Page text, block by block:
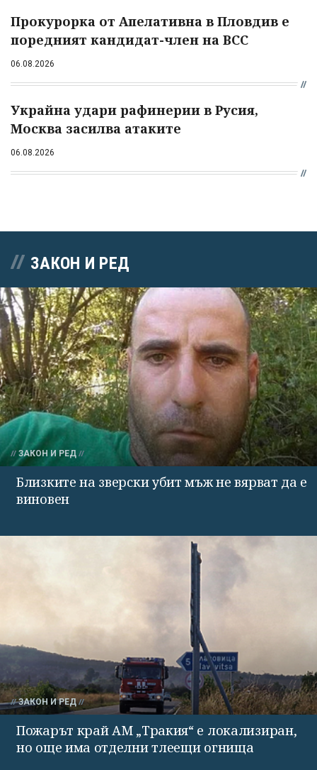
Прокурорка от Апелативна в Пловдив е
поредният кандидат-член на ВСС
06.08.2026
Украйна удари рафинерии в Русия,
Москва засилва атаките
06.08.2026
ЗАКОН И РЕД
ЗАКОН И РЕД
Близките на зверски убит мъж не вярват да е
виновен
ЗАКОН И РЕД
Пожарът край АМ „Тракия“ е локализиран,
но още има отделни тлеещи огнища